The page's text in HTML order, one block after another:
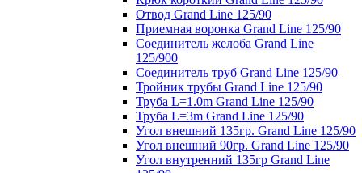
Отвод Grand Line 125/90
Приемная воронка Grand Line 125/90
Соединитель желоба Grand Line
125/900
Соединитель труб Grand Line 125/90
Тройник трубы Grand Line 125/90
Труба L=1.0m Grand Line 125/90
Труба L=3m Grand Line 125/90
Угол внешний 135гр. Grand Line 125/90
Угол внешний 90гр. Grand Line 125/90
Угол внутренний 135гр Grand Line